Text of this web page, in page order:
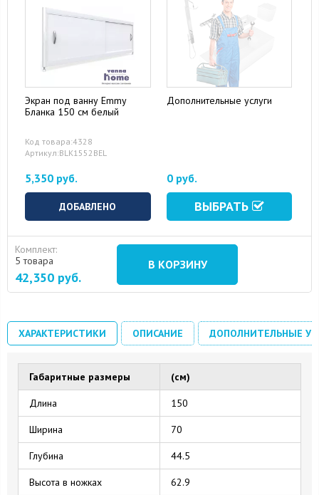
Экран под ванну Emmy
Бланка 150 см белый
Код товара:4328
Артикул:BLK1552BEL
5,350 руб.
ДОБАВЛЕНО
Дополнительные услуги
0 руб.
ВЫБРАТЬ
Комплект:
5 товара
42,350 руб.
В КОРЗИНУ
ХАРАКТЕРИСТИКИ ОПИСАНИЕ ДОПОЛНИТЕЛЬНЫЕ
Габаритные размеры (см)
Длина 150
Ширина 70
Глубина 44.5
Высота в ножках 62.9